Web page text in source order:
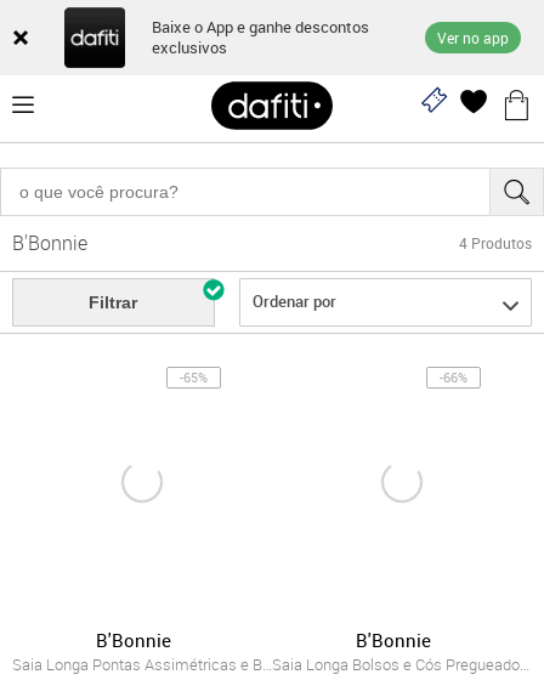
Baixe o App e ganhe descontos
exclusivos
Ver no app
B'Bonnie 4 Produtos
Filtrar Ordenar por
-65%
B'Bonnie
Saia Longa Pontas Assimétricas e Bolsos ...
-66%
B'Bonnie
Saia Longa Bolsos e Cós Pregueado B’Bonn...